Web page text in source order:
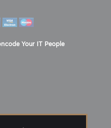
Your IT People